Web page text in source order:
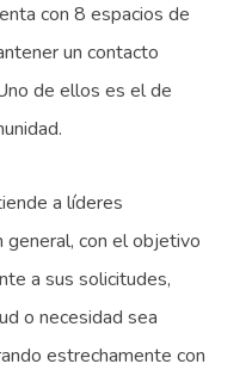
con 8 espacios de
un contacto
de ellos es el de
a líderes
general, con el objetivo
a sus solicitudes,
o necesidad sea
estrechamente con